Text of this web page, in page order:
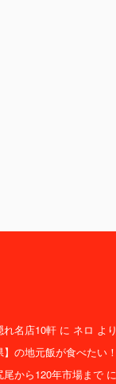
れ名店10軒 に ネロ より
の地元飯が食べたい！
から120年市場まで に